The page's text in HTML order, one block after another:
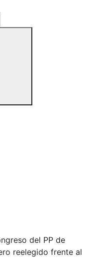
del PP de
reelegido frente al